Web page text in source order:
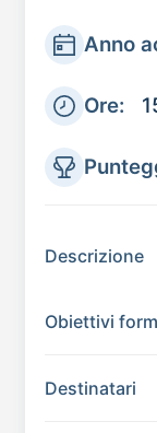
Anno
Ore:
Descrizione
Obiettivi
Destinatari